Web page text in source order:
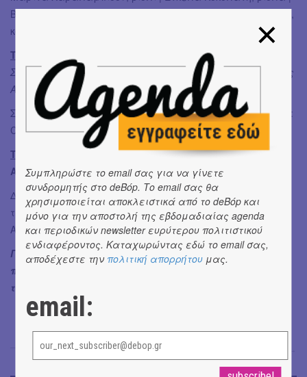
Βάνια Παπαδημητρίου, βιολοντσέλο | Τάκης Καπογιάννης,
κοντραμπάσο | Αλέκος Βρέτος, ενορχηστρώσεις/ούτι
Τρίτη 10 Σεπτεμβρίου | 21.00 | Οικία Δ. Κρεμαστινού
Συναυλία της Μικρής Ορχήστρας της Κρατικής Ορχήστρας
Αθηνών
Σολίστ: Νικόλαος Γαρουφαλίδης, βιολίΜουσική διεύθυνση:
Can Okan
Τετάρτη 11 Σεπτεμβρίου | 21.00 | Λιμάνι της Χάλκης
Αφιέρωμα στο Μίμη Πλέσσα
Δημήτρης Μπάσης, τραγούδι | Μάλαμα Σεβαστού,
τραγούδι | Μικρή Ορχήστρα της Κρατικής Ορχήστρας
Αθηνών | Μουσική διεύθυνση: Νίκος Χαλιάσας
Για περισσότερες πληροφορίες, το αναλυτικό
πρόγραμμα του Φεστιβάλ και βιογραφικά
των συντελεστών θα βρείτε
Συμπληρώστε το email σας για να γίνετε
συνδρομητής στο deBόp. Το email σας θα
χρησιμοποιείται αποκλειστικά από το deBόp και
μόνο για την αποστολή της εβδομαδιαίας agenda
και περιοδικών newsletter ευρύτερου πολιτιστικού
ενδιαφέροντος. Καταχωρώντας εδώ το email σας,
αποδέχεστε την πολιτική απορρήτου μας.
email: